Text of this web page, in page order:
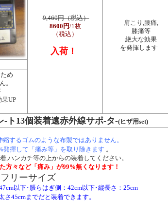
9,460円（税込）
8600円/1枚
（税込）
入荷！
肩こり,腰痛,
膝痛等
絶大な効果
を発揮します
め
。
UP
-ト13個装着遠赤外線サポ-タ-(ヒザ用set)
縮するゴムのような布製ではありません。
発揮して「痛み等」を取り除きます 。
,ハンカチ等の上からの装着してください。
方々など「痛み」が99%無くなります！
フリーサイズ
以下･脹らはぎ側：42cm以下･縦長さ：25cm
さ45cmまでだと装着できます。